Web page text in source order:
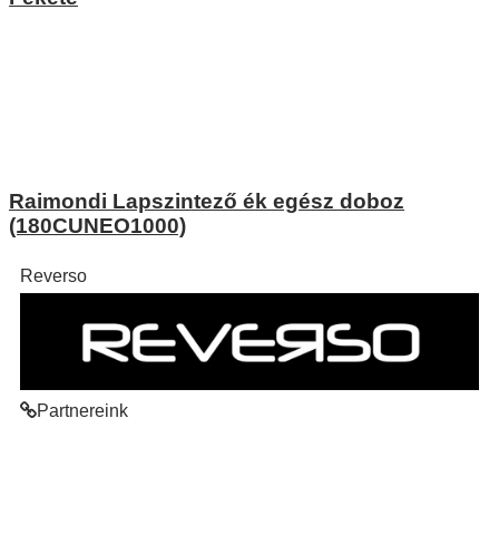
Raimondi Lapszintező ék egész doboz
(180CUNEO1000)
Reverso
Partnereink